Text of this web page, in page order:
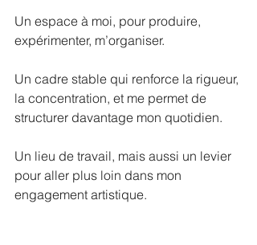
Un espace à moi, pour produire,
expérimenter, m’organiser.
Un cadre stable qui renforce la rigueur,
la concentration, et me permet de
structurer davantage mon quotidien.
Un lieu de travail, mais aussi un levier
pour aller plus loin dans mon
engagement artistique.